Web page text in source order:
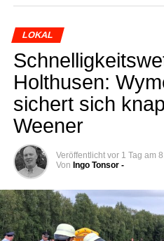
LOKAL
Hol­thusen:
sichert sich
Weener
Veröffentlicht vor 1 Tag am
Von Ingo Tonsor -